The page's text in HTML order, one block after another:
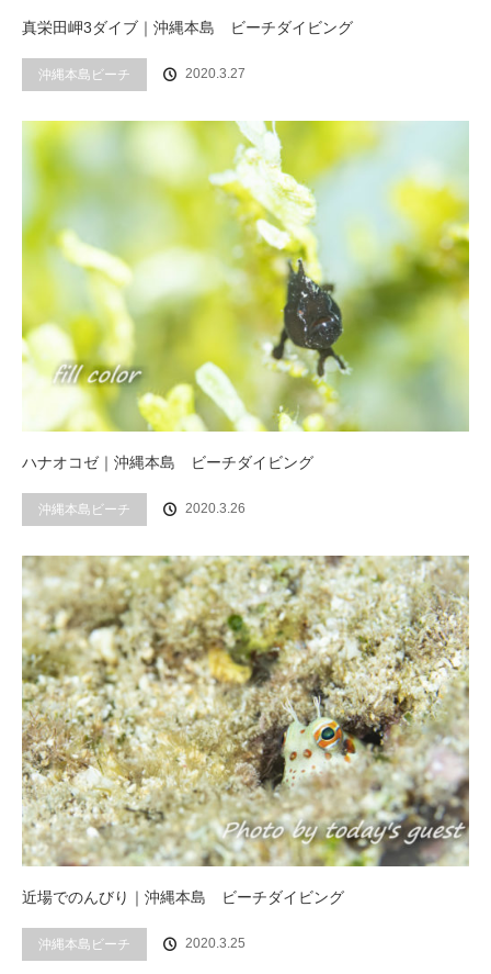
真栄田岬3ダイブ｜沖縄本島 ビーチダイビング
沖縄本島ビーチ 2020.3.27
ハナオコゼ｜沖縄本島 ビーチダイビング
沖縄本島ビーチ 2020.3.26
近場でのんびり｜沖縄本島 ビーチダイビング
沖縄本島ビーチ 2020.3.25